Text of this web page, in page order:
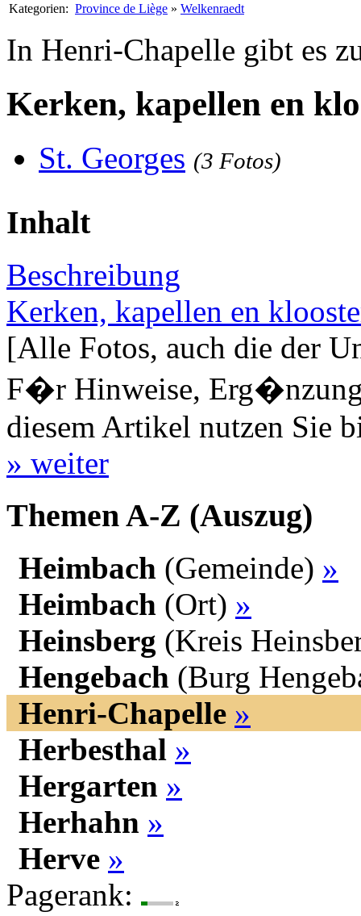
Kategorien: Province de Liège » Welkenraedt
In Henri-Chapelle gibt es
Kerken, kapellen en
St. Georges (3 Fotos)
Inhalt
Beschreibung
Kerken, kapellen en
[Alle Fotos, auch die der
F�r Hinweise,
diesem Artikel nutzen Sie
» weiter
Themen A-Z (Auszug)
Heimbach (Gemeinde) »
Heimbach (Ort) »
Heinsberg (Kreis
Hengebach (Burg
Henri-Chapelle »
Herbesthal »
Hergarten »
Herhahn »
Herve »
Pagerank: